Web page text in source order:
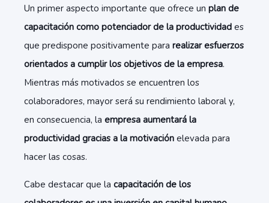
Un primer aspecto importante que ofrece un plan de
capacitación como potenciador de la productividad es
que predispone positivamente para realizar esfuerzos
orientados a cumplir los objetivos de la empresa.
Mientras más motivados se encuentren los
colaboradores, mayor será su rendimiento laboral y,
en consecuencia, la empresa aumentará la
productividad gracias a la motivación elevada para
hacer las cosas.
Cabe destacar que la capacitación de los